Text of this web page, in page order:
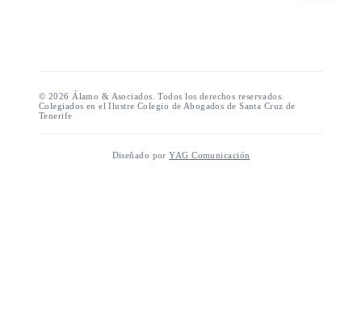
© 2026 Álamo & Asociados. Todos los derechos reservados.
Colegiados en el Ilustre Colegio de Abogados de Santa Cruz de
Tenerife
Diseñado por YAG Comunicación